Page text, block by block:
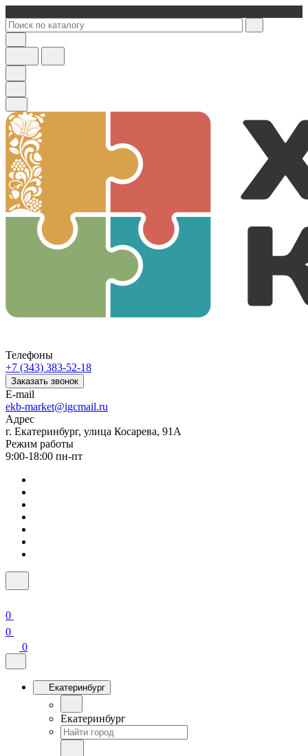
Телефоны
+7 (343) 383-52-18
Заказать звонок
E-mail
ekb-market@igcmail.ru
Адрес
г. Екатеринбург, улица Косарева, 91А
Режим работы
9:00-18:00 пн-пт
0
0
0
Екатеринбург
Екатеринбург